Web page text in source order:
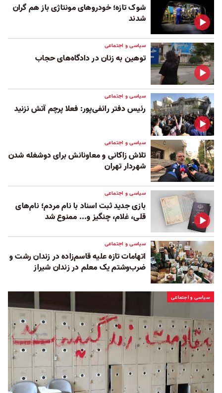
شوک تازه؛ خودروهای مونتاژی باز هم گران
شدند
سیاسی و اجتماعی
توهین به زنان در دادگاه‌های حجاب
سیاسی و اجتماعی
رئیس دفتر رائفی‌پور: فعلا پرچم آتش نزنید
سیاسی و اجتماعی
تلاش زاکانی و معاونانش برای دوشغله شدن
شهردار تهران
سیاسی و اجتماعی
بازی جدید ثبت اسناد با نام مردم؛ نام‌های
قلی، غلام، چنگیز و... ممنوع شد
سیاسی و اجتماعی
اتهامات تازه علیه قاسم‌زاده در زندان رشت و
ضرب‌وشتم یک معلم در زندان شیراز
سیاسی و اجتماعی